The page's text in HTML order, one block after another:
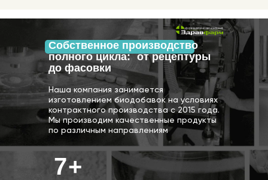
Собственное производство
полного цикла: от рецептуры
до фасовки
Наша компания занимается
изготовлением биодобавок на условиях
контрактного производства с 2015 года.
Мы производим качественные продукты
по различным направлениям
7+